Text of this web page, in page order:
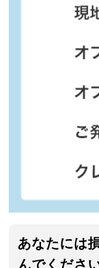
あなたには
んでください